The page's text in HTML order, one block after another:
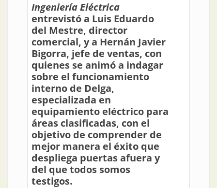
Ingeniería Eléctrica
entrevistó a Luis Eduardo
del Mestre, director
comercial, y a Hernán Javier
Bigorra, jefe de ventas, con
quienes se animó a indagar
sobre el funcionamiento
interno de Delga,
especializada en
equipamiento eléctrico para
áreas clasificadas, con el
objetivo de comprender de
mejor manera el éxito que
despliega puertas afuera y
del que todos somos
testigos.